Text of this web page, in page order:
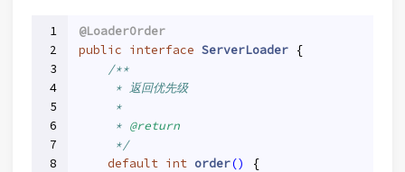
1
2
3
4
5
6
7
8
@LoaderOrder
public interface ServerLoader
{
/**
     * 返回优先级
     *
     *
@return
     */
default int order()
{